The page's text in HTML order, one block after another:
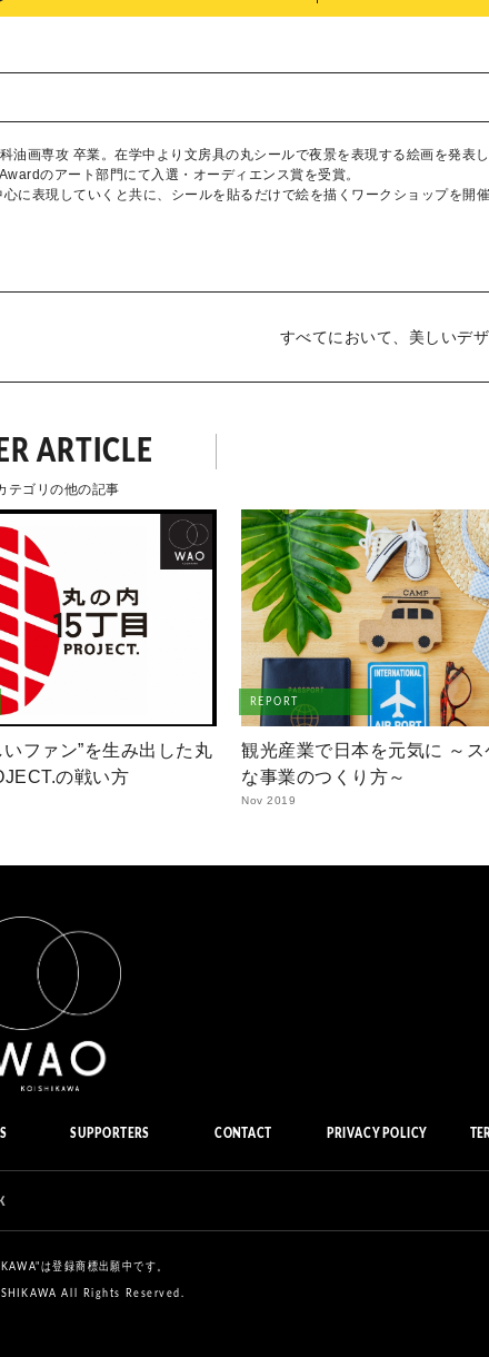
油画専攻 卒業。在学中より文房具の丸シールで夜景を表現する絵画を発表
のアート部門にて入選・オーディエンス賞を受賞。
に表現していくと共に、シールを貼るだけで絵を描くワークショップを開
すべてにおいて、美しいデ
ARTICLE
テゴリの他の記事
ファン”を生み出した丸
の戦い方
REPORT
観光産業で日本を元気に ～
な事業のつくり方～
Nov 2019
SUPPORTERS CONTACT PRIVACY POLICY
は登録商標出願中です。
All Rights Reserved.